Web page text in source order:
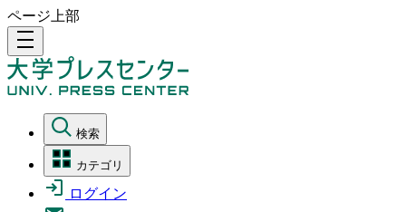
ページ上部
density_medium
検索
カテゴリ
ログイン